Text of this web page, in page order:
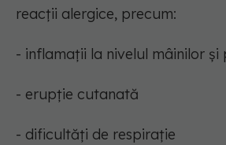
reacții alergice, precum:
- inflamații la nivelul mâinilor și
- erupție cutanată
- dificultăți de respirație